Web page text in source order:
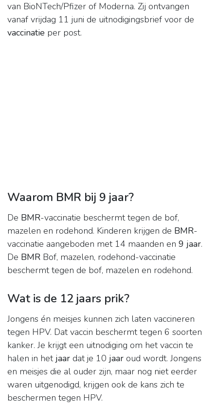
van BioNTech/Pfizer of Moderna. Zij ontvangen
vanaf vrijdag 11 juni de uitnodigingsbrief voor de
vaccinatie per post.
Waarom BMR bij 9 jaar?
De BMR-vaccinatie beschermt tegen de bof,
mazelen en rodehond. Kinderen krijgen de BMR-
vaccinatie aangeboden met 14 maanden en 9 jaar.
De BMR Bof, mazelen, rodehond-vaccinatie
beschermt tegen de bof, mazelen en rodehond.
Wat is de 12 jaars prik?
Jongens én meisjes kunnen zich laten vaccineren
tegen HPV. Dat vaccin beschermt tegen 6 soorten
kanker. Je krijgt een uitnodiging om het vaccin te
halen in het jaar dat je 10 jaar oud wordt. Jongens
en meisjes die al ouder zijn, maar nog niet eerder
waren uitgenodigd, krijgen ook de kans zich te
beschermen tegen HPV.